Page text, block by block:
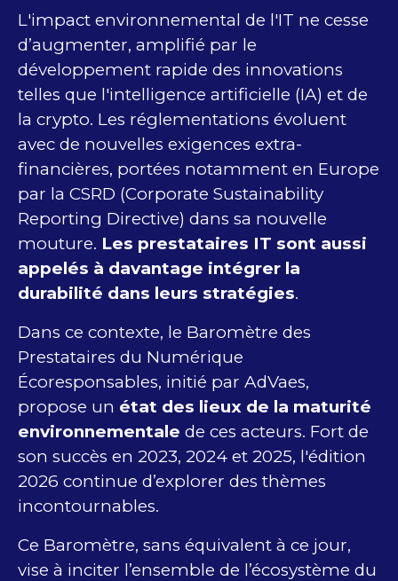
L'impact environnemental de l'IT ne cesse
d’augmenter, amplifié par le
développement rapide des innovations
telles que l'intelligence artificielle (IA) et de
la crypto. Les réglementations évoluent
avec de nouvelles exigences extra-
financières, portées notamment en Europe
par la CSRD (Corporate Sustainability
Reporting Directive) dans sa nouvelle
mouture. Les prestataires IT sont aussi
appelés à davantage intégrer la
durabilité dans leurs stratégies.
Dans ce contexte, le Baromètre des
Prestataires du Numérique
Écoresponsables, initié par AdVaes,
propose un état des lieux de la maturité
environnementale de ces acteurs. Fort de
son succès en 2023, 2024 et 2025, l'édition
2026 continue d’explorer des thèmes
incontournables.
Ce Baromètre, sans équivalent à ce jour,
vise à inciter l’ensemble de l’écosystème du